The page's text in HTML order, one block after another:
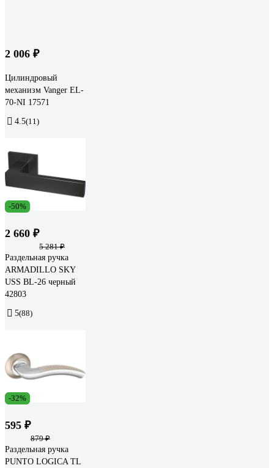
2 006 ₽
Цилиндровый
механизм Vanger EL-
70-NI 17571
4.5(11)
-50%
2 660 ₽
5 281 ₽
Раздельная ручка
ARMADILLO SKY
USS BL-26 черный
42803
5(88)
-32%
595 ₽
879 ₽
Раздельная ручка
PUNTO LOGICA TL